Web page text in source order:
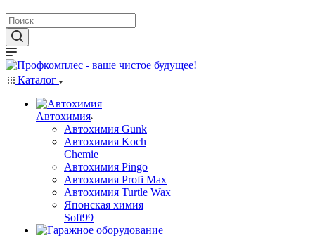
Каталог
Автохимия
Автохимия Gunk
Автохимия Koch
Chemie
Автохимия Pingo
Автохимия Profi Max
Автохимия Turtle Wax
Японская химия
Soft99